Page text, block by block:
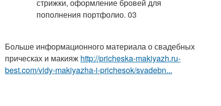
Больше информационного материала о свадебных
прическах и макияж http://pricheska-makiyazh.ru-
best.com/vidy-makiyazha-i-prichesok/svadebn...